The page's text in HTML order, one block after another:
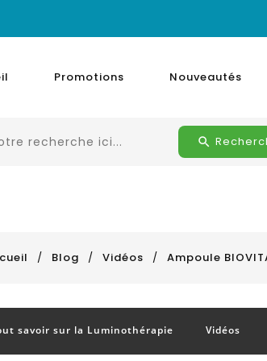
Promotions Nouveautés
Blog Vidéos Ampoule
savoir sur la Luminothérapie Vidéos